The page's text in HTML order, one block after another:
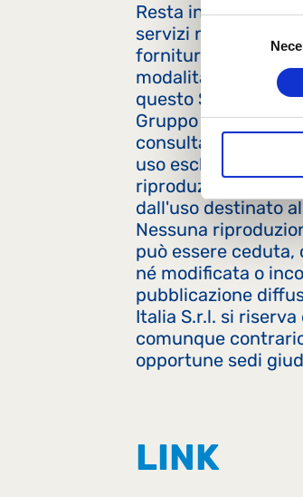
Resta inteso che
servizi non
fornitura e che le
modalità con cui i
questo Sito, hanno
Gruppo Lactalis
consultazione dei
uso
riproduzione/
dall'uso destinato
Nessuna
può essere
né modificata o
pubblicazione
Italia S.r.l. si
comunque
opportune sedi
LINK